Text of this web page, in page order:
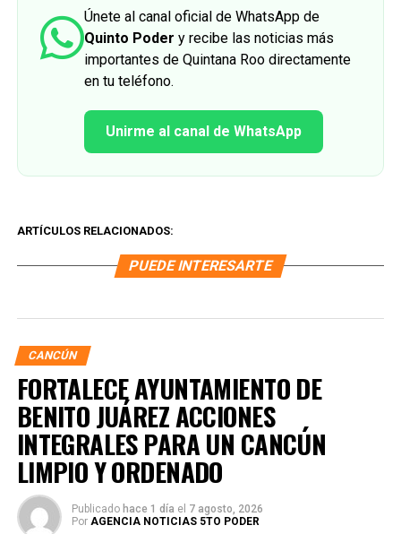
Únete al canal oficial de WhatsApp de
Quinto Poder y recibe las noticias más
importantes de Quintana Roo directamente
en tu teléfono.
Unirme al canal de WhatsApp
ARTÍCULOS RELACIONADOS:
PUEDE INTERESARTE
CANCÚN
FORTALECE AYUNTAMIENTO DE
BENITO JUÁREZ ACCIONES
INTEGRALES PARA UN CANCÚN
LIMPIO Y ORDENADO
Publicado hace 1 día el 7 agosto, 2026
Por AGENCIA NOTICIAS 5TO PODER